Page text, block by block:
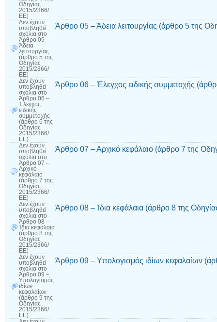
Οδηγίας
2015/2366/
ΕΕ)
Δεν έχουν
υποβληθεί
σχόλια στο
Άρθρο 05 –
Άδεια
λειτουργίας
(άρθρο 5 της
Οδηγίας
2015/2366/
ΕΕ)
Άρθρο 05 – Άδεια λειτουργίας (άρθρο 5 της
Δεν έχουν
υποβληθεί
σχόλια στο
Άρθρο 06 –
Έλεγχος
ειδικής
συμμετοχής
(άρθρο 6 της
Οδηγίας
2015/2366/
ΕΕ)
Άρθρο 06 – Έλεγχος ειδικής συμμετοχής
Δεν έχουν
υποβληθεί
σχόλια στο
Άρθρο 07 –
Αρχικό
κεφάλαιο
(άρθρο 7 της
Οδηγίας
2015/2366/
ΕΕ)
Άρθρο 07 – Αρχικό κεφάλαιο (άρθρο 7 της
Δεν έχουν
υποβληθεί
σχόλια στο
Άρθρο 08 –
Ίδια κεφάλαια
(άρθρο 8 της
Οδηγίας
2015/2366/
ΕΕ)
Άρθρο 08 – Ίδια κεφάλαια (άρθρο 8 της
Δεν έχουν
υποβληθεί
σχόλια στο
Άρθρο 09 –
Υπολογισμός
ιδίων
κεφαλαίων
(άρθρο 9 της
Οδηγίας
2015/2366/
ΕΕ)
Άρθρο 09 – Υπολογισμός ιδίων κεφαλαίων